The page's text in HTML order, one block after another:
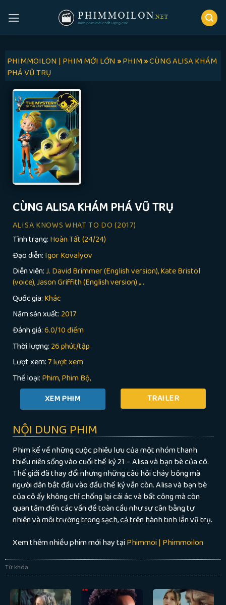
PHIMMOILON | PHIM MỚI LỚN»PHIM»CÙNG ALISA KHÁM
PHÁ VŨ TRỤ
CÙNG ALISA KHÁM PHÁ VŨ TRỤ
ALISA KNOWS WHAT TO DO (2017)
Tình trạng: Hoàn Tất (24/24)
Đạo diễn: Igor Kovalyov
Diễn viên:J. David Brimmer (English version), Kate Bristol
(voice), Jason Griffith (English version) ,...
Quốc gia: Khác
Năm sản xuất: 2017
Đánh giá:6.0/10 điểm
Thời lượng: 26 phút/tập
Lượt xem:7 lượt xem
Thể loại: Phim Phim Bộ
TRAILER
NỘI DUNG PHIM
Phim kể về những cuộc phiêu lưu của một nhóm thanh
thiếu niên sống vào cuối thế kỷ 21 – Alisa và bạn bè của cô.
Thế giới đã thay đổi nhưng những câu hỏi cháy bỏng mà
người dân bắt đầu vào đầu thế kỷ vẫn còn. Alisa và bạn bè
của cô ấy không chỉ chống lại cái ác và bất công mà còn
quan tâm đến các vấn đề toàn cầu như sự cân bằng tự
nhiên và môi trường trong sạch, cả trên hành tinh lẫn vũ trụ.
Xem thêm nhiều phim mới hay tạiPhimmoi | Phimmoilon
Từ khóa